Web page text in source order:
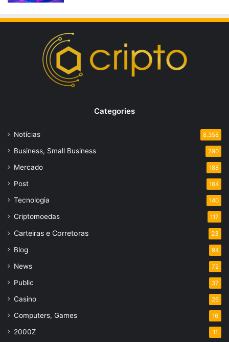
Categories
Notícias 8.358
Business, Small Business 290
Mercado 188
Post 164
Tecnologia 140
Criptomoedas 117
Carteiras e Corretoras 23
Blog 94
News 72
Public 37
Casino 26
Computers, Games 16
2000Z 11